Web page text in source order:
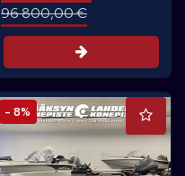
96 800,00 €
- 8%